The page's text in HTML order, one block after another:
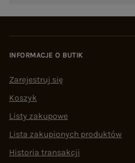
INFORMACJE O BUTIK
Zarejestruj się
Koszyk
Listy zakupowe
Lista zakupionych produktów
Historia transakcji